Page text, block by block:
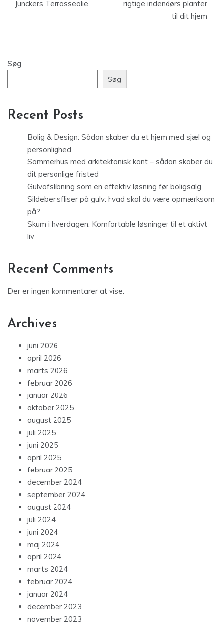
Junckers Terrasseolie
rigtige indendørs planter
til dit hjem
Søg
Søg
Recent Posts
Bolig & Design: Sådan skaber du et hjem med sjæl og
personlighed
Sommerhus med arkitektonisk kant – sådan skaber du
dit personlige fristed
Gulvafslibning som en effektiv løsning før boligsalg
Sildebensfliser på gulv: hvad skal du være opmærksom
på?
Skum i hverdagen: Komfortable løsninger til et aktivt
liv
Recent Comments
Der er ingen kommentarer at vise.
Archives
juni 2026
april 2026
marts 2026
februar 2026
januar 2026
oktober 2025
august 2025
juli 2025
juni 2025
april 2025
februar 2025
december 2024
september 2024
august 2024
juli 2024
juni 2024
maj 2024
april 2024
marts 2024
februar 2024
januar 2024
december 2023
november 2023